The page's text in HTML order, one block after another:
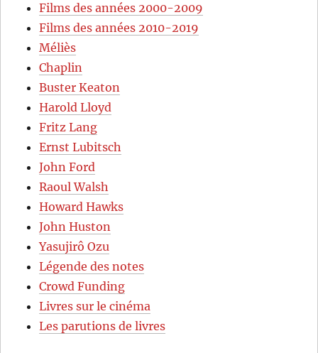
Films des années 2000-2009
Films des années 2010-2019
Méliès
Chaplin
Buster Keaton
Harold Lloyd
Fritz Lang
Ernst Lubitsch
John Ford
Raoul Walsh
Howard Hawks
John Huston
Yasujirô Ozu
Légende des notes
Crowd Funding
Livres sur le cinéma
Les parutions de livres